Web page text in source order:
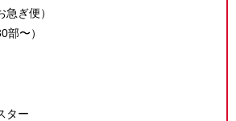
ぎ便）
部〜）
ター